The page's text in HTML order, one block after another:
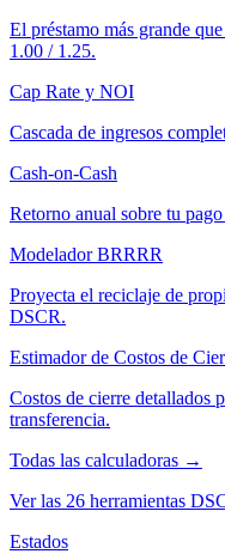
El préstamo más grande
1.00 / 1.25.
Cap Rate y NOI
Cascada de ingresos
Cash-on-Cash
Retorno anual sobre tu
Modelador BRRRR
Proyecta el reciclaje de
DSCR.
Estimador de Costos de
Costos de cierre detallados
transferencia.
Todas las calculadoras →
Ver las 26 herramientas
Estados